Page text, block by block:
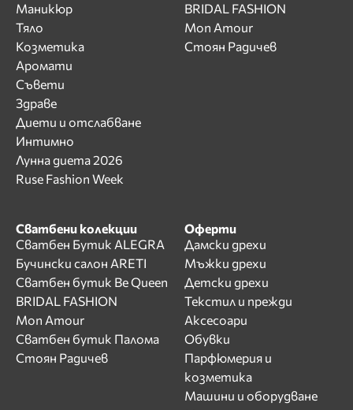
Маникюр
Тяло
Козметика
Аромати
Съвети
Здраве
Диети и отслабване
Интимно
Лунна диета 2026
Ruse Fashion Week
BRIDAL FASHION
Mon Amour
Стоян Радичев
Сватбени колекции
Сватбен Бутик ALEGRA
Бучински салон ARETI
Сватбен бутик Be Queen
BRIDAL FASHION
Mon Amour
Сватбен бутик Палома
Стоян Радичев
Оферти
Дамски дрехи
Мъжки дрехи
Детски дрехи
Текстил и прежди
Аксесоари
Обувки
Парфюмерия и
козметика
Машини и оборудване